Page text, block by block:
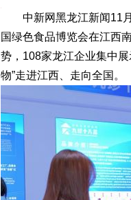
中新网黑龙江新闻11月
国绿色食品博览会在江西
势，108家龙江企业集中展
物”走进江西、走向全国。